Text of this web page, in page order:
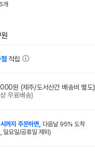
개
원
적립
원 (제주/도서산간 배송비 별도)
무료배송)
까지 주문하면, 다음날 95% 도착
일요일/공휴일 제외)